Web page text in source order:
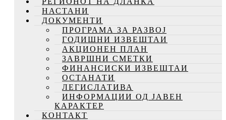
НАСТАНИ
ДОКУМЕНТИ
ПРОГРАМА ЗА РАЗВОЈ
ГОДИШНИ ИЗВЕШТАИ
АКЦИОНЕН ПЛАН
ЗАВРШНИ СМЕТКИ
ФИНАНСИСКИ ИЗВЕШТАИ
ОСТАНАТИ
ЛЕГИСЛАТИВА
ИНФОРМАЦИИ ОД ЈАВЕН
КАРАКТЕР
КОНТАКТ